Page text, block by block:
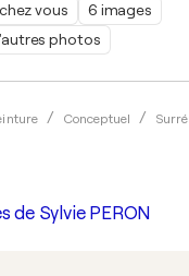
vous
6 images
photos
Conceptuel
de Sylvie PERON